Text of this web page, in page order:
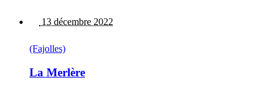
13 décembre 2022
(Fajolles)
La Merlère